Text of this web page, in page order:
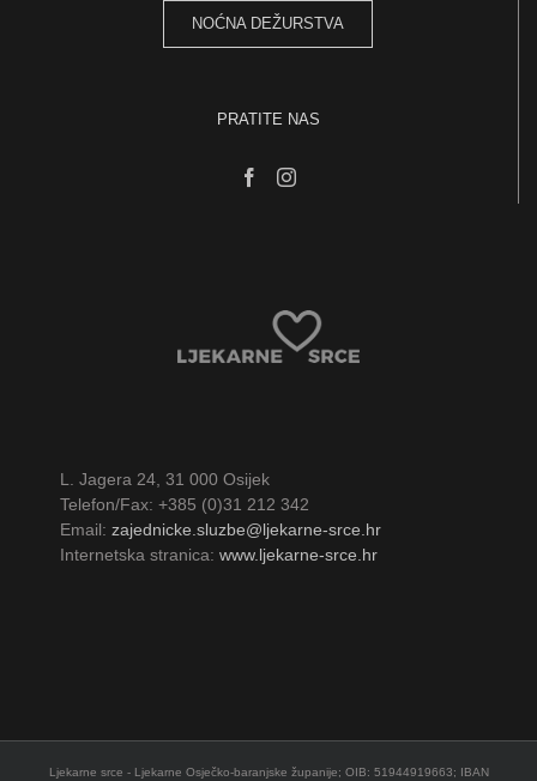
NOĆNA DEŽURSTVA
PRATITE NAS
L. Jagera 24, 31 000 Osijek
Telefon/Fax: +385 (0)31 212 342
Email: zajednicke.sluzbe@ljekarne-srce.hr
Internetska stranica: www.ljekarne-srce.hr
Ljekarne srce - Ljekarne Osječko-baranjske županije; OIB: 51944919663; IBAN